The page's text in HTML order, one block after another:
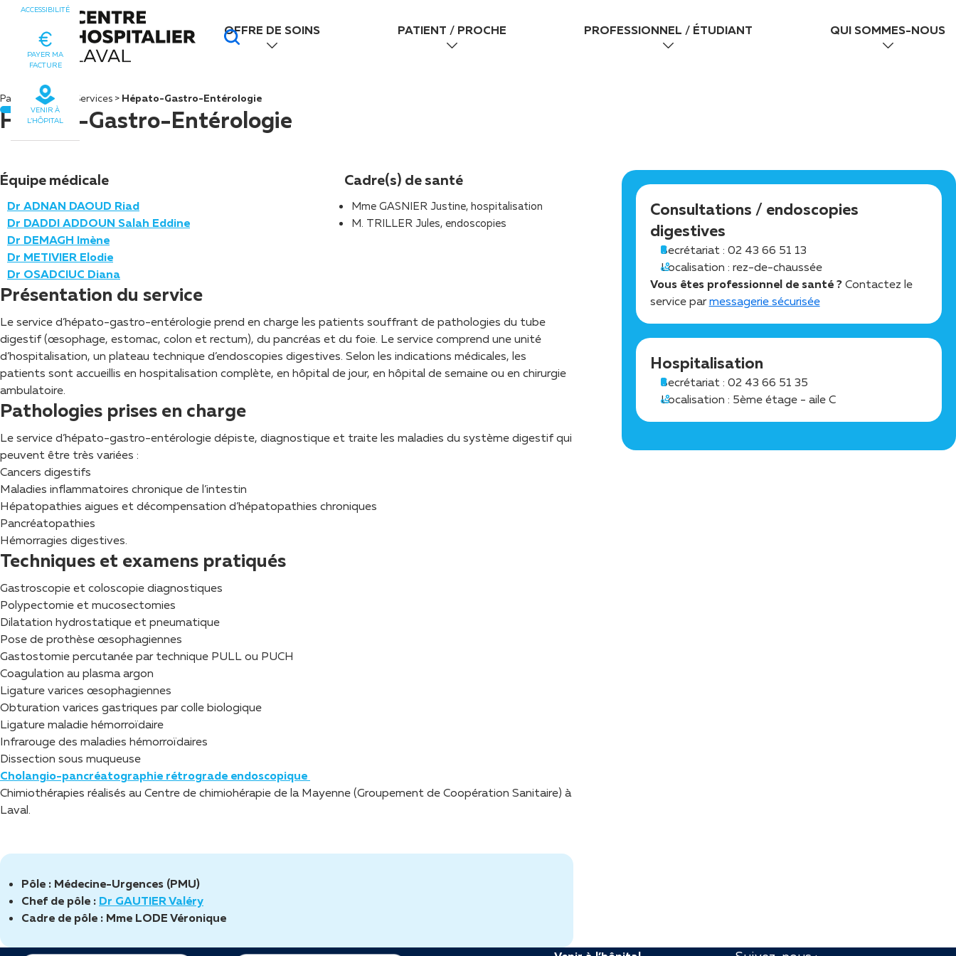
Panneau de gestion des cookies
OFFRE DE SOINS
PATIENT / PROCHE PROFESSIONNEL / ÉTUDIANT QUI SOMMES-NOUS
ACCESSIBILITÉ
PAYER MA
FACTURE
VENIR À
L’HÔPITAL
Page d’accueil Services > Hépato-Gastro-Entérologie
Hépato-Gastro-Entérologie
Équipe médicale
Dr ADNAN DAOUD Riad
Dr DADDI ADDOUN Salah Eddine
Dr DEMAGH Imène
Dr METIVIER Elodie
Dr OSADCIUC Diana
Cadre(s) de santé
Mme GASNIER Justine, hospitalisation
M. TRILLER Jules, endoscopies
Présentation du service
Le service d’hépato-gastro-entérologie prend en charge les patients souffrant de pathologies du tube
digestif (œsophage, estomac, colon et rectum), du pancréas et du foie. Le service comprend une unité
d’hospitalisation, un plateau technique d’endoscopies digestives. Selon les indications médicales, les
patients sont accueillis en hospitalisation complète, en hôpital de jour, en hôpital de semaine ou en chirurgie
ambulatoire.
Pathologies prises en charge
Le service d’hépato-gastro-entérologie dépiste, diagnostique et traite les maladies du système digestif qui
peuvent être très variées :
Cancers digestifs
Maladies inflammatoires chronique de l’intestin
Hépatopathies aigues et décompensation d’hépatopathies chroniques
Pancréatopathies
Hémorragies digestives.
Techniques et examens pratiqués
Gastroscopie et coloscopie diagnostiques
Polypectomie et mucosectomies
Dilatation hydrostatique et pneumatique
Pose de prothèse œsophagiennes
Gastostomie percutanée par technique PULL ou PUCH
Coagulation au plasma argon
Ligature varices œsophagiennes
Obturation varices gastriques par colle biologique
Ligature maladie hémorroïdaire
Infrarouge des maladies hémorroïdaires
Dissection sous muqueuse
Cholangio-pancréatographie rétrograde endoscopique
Chimiothérapies réalisés au Centre de chimiohérapie de la Mayenne (Groupement de Coopération Sanitaire) à
Laval.
Pôle : Médecine-Urgences (PMU)
Chef de pôle : Dr GAUTIER Valéry
Cadre de pôle : Mme LODE Véronique
Consultations / endoscopies
digestives
Secrétariat : 02 43 66 51 13
Localisation : rez-de-chaussée
Vous êtes professionnel de santé ?Contactez le
service parmessagerie sécurisée
Hospitalisation
Secrétariat : 02 43 66 51 35
Localisation : 5ème étage - aile C